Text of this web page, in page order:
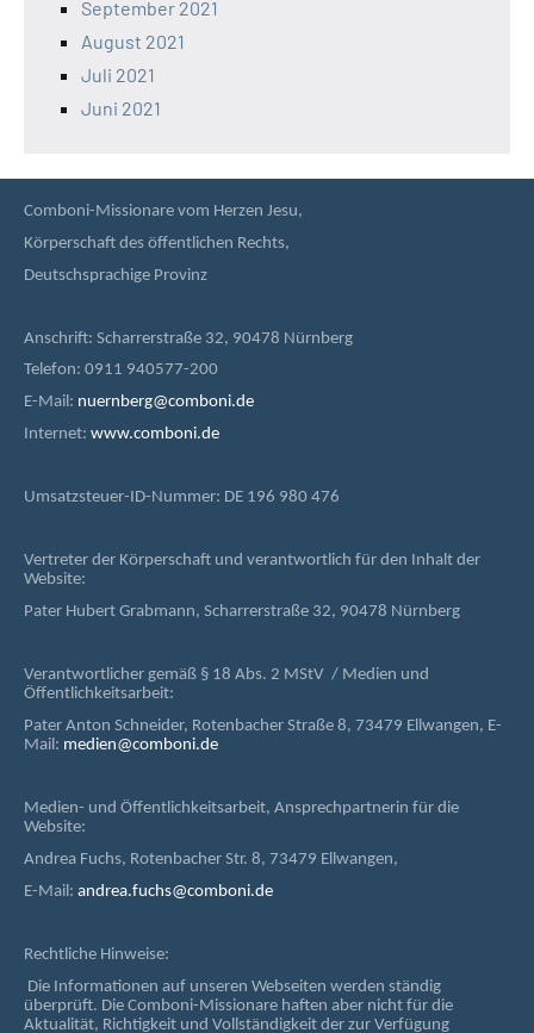
September 2021
August 2021
Juli 2021
Juni 2021
Comboni-Missionare vom Herzen Jesu,
Körperschaft des öffentlichen Rechts,
Deutschsprachige Provinz
Anschrift: Scharrerstraße 32, 90478 Nürnberg
Telefon: 0911 940577-200
E-Mail: nuernberg@comboni.de
Internet: www.comboni.de
Umsatzsteuer-ID-Nummer: DE 196 980 476
Vertreter der Körperschaft und verantwortlich für den Inhalt der
Website:
Pater Hubert Grabmann, Scharrerstraße 32, 90478 Nürnberg
Verantwortlicher gemäß § 18 Abs. 2 MStV / Medien und
Öffentlichkeitsarbeit:
Pater Anton Schneider, Rotenbacher Straße 8, 73479 Ellwangen, E-
Mail: medien@comboni.de
Medien- und Öffentlichkeitsarbeit, Ansprechpartnerin für die
Website:
Andrea Fuchs, Rotenbacher Str. 8, 73479 Ellwangen,
E-Mail: andrea.fuchs@comboni.de
Rechtliche Hinweise:
Die Informationen auf unseren Webseiten werden ständig
überprüft. Die Comboni-Missionare haften aber nicht für die
Aktualität, Richtigkeit und Vollständigkeit der zur Verfügung